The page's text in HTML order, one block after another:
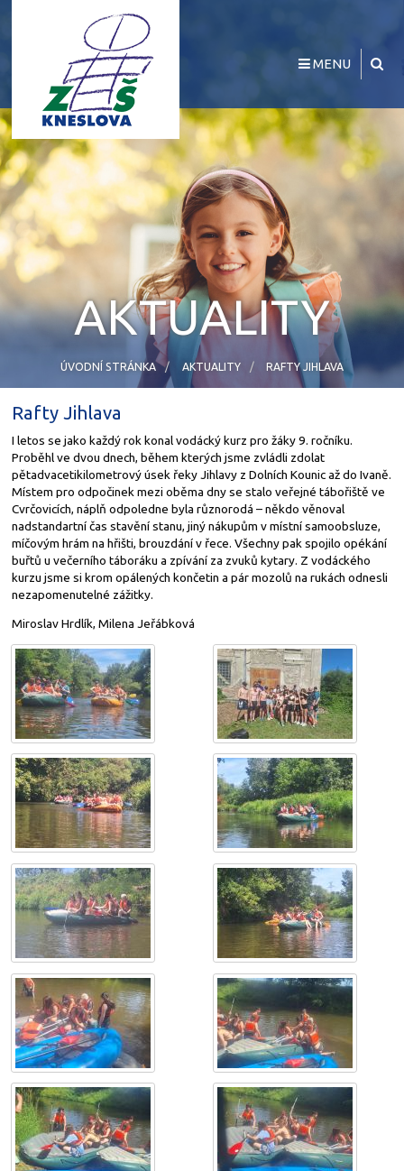
MENU
AKTUALITY
ÚVODNÍ STRÁNKA AKTUALITY RAFTY JIHLAVA
Rafty Jihlava
I letos se jako každý rok konal vodácký kurz pro žáky 9. ročníku.
Proběhl ve dvou dnech, během kterých jsme zvládli zdolat
pětadvacetiki­lometrový úsek řeky Jihlavy z Dolních Kounic až do Ivaně.
Místem pro odpočinek mezi oběma dny se stalo veřejné tábořiště ve
Cvrčovicích, náplň odpoledne byla různorodá – někdo věnoval
nadstandartní čas stavění stanu, jiný nákupům v místní samoobsluze,
míčovým hrám na hřišti, brouzdání v řece. Všechny pak spojilo opékání
buřtů u večerního táboráku a zpívání za zvuků kytary. Z vodáckého
kurzu jsme si krom opálených končetin a pár mozolů na rukách odnesli
nezapomenutelné zážitky.
Miroslav Hrdlík, Milena Jeřábková